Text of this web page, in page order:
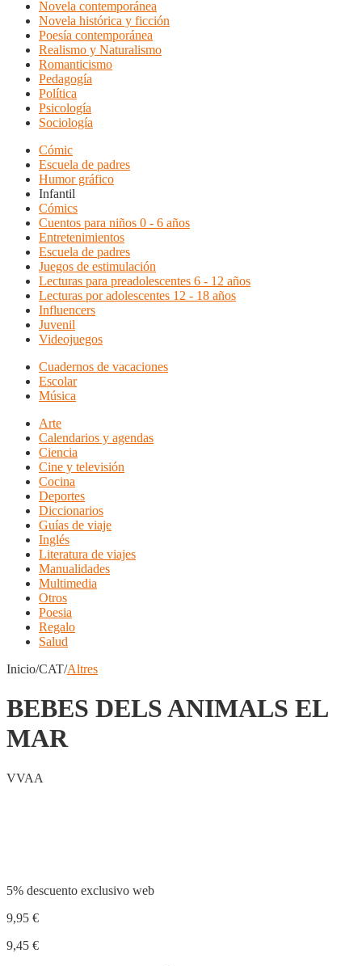
Novela contemporánea
Novela histórica y ficción
Poesía contemporánea
Realismo y Naturalismo
Romanticismo
Pedagogía
Política
Psicología
Sociología
Cómic
Escuela de padres
Humor gráfico
Infantil
Cómics
Cuentos para niños 0 - 6 años
Entretenimientos
Escuela de padres
Juegos de estimulación
Lecturas para preadolescentes 6 - 12 años
Lecturas por adolescentes 12 - 18 años
Influencers
Juvenil
Videojuegos
Cuadernos de vacaciones
Escolar
Música
Arte
Calendarios y agendas
Ciencia
Cine y televisión
Cocina
Deportes
Diccionarios
Guías de viaje
Inglés
Literatura de viajes
Manualidades
Multimedia
Otros
Poesia
Regalo
Salud
Inicio/CAT/Altres
BEBES DELS ANIMALS EL
MAR
VVAA
5% descuento exclusivo web
9,95 €
9,45 €